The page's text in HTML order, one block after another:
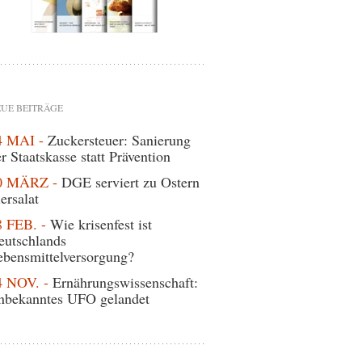
BEITRÄGE
MAI - Zuckersteuer: Sanierung
Staatskasse statt Prävention
MÄRZ - DGE serviert zu Ostern
FEB. - Wie krisenfest ist
NOV. - Ernährungswissenschaft:
UFO gelandet